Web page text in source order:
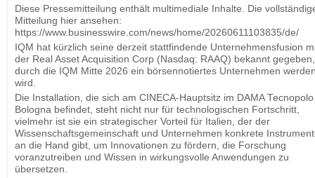
Diese Pressemitteilung enthält multimediale Inhalte. Die
Mitteilung hier ansehen:
https://www.businesswire.com/news/home/20260611103835/de/
IQM hat kürzlich seine derzeit stattfindende Unternehmensfusion
der Real Asset Acquisition Corp (Nasdaq: RAAQ) bekannt gegeben,
durch die IQM Mitte 2026 ein börsennotiertes Unternehmen
wird.
Die Installation, die sich am CINECA-Hauptsitz im DAMA
Bologna befindet, steht nicht nur für technologischen Fortschritt,
vielmehr ist sie ein strategischer Vorteil für Italien, der der
Wissenschaftsgemeinschaft und Unternehmen konkrete
an die Hand gibt, um Innovationen zu fördern, die Forschung
voranzutreiben und Wissen in wirkungsvolle Anwendungen zu
übersetzen.